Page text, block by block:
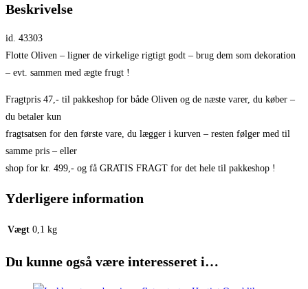
Beskrivelse
id. 43303
Flotte Oliven – ligner de virkelige rigtigt godt – brug dem som dekoration
– evt. sammen med ægte frugt !
Fragtpris 47,- til pakkeshop for både Oliven og de næste varer, du køber –
du betaler kun
fragtsatsen for den første vare, du lægger i kurven – resten følger med til
samme pris – eller
shop for kr. 499,- og få GRATIS FRAGT for det hele til pakkeshop !
Yderligere information
Vægt 0,1 kg
Du kunne også være interesseret i…